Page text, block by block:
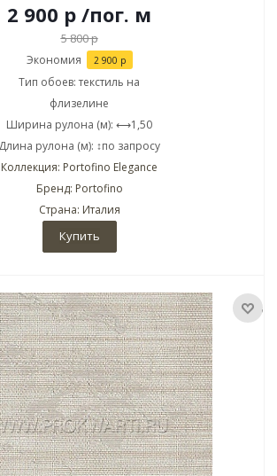
2 900 р /пог. м
5 800р
Экономия 2 900 р
Тип обоев: текстиль на
флизелине
Ширина рулона (м): ⟷1,50
Длина рулона (м): ↕по запросу
Коллекция: Portofino Elegance
Бренд: Portofino
Страна: Италия
Купить